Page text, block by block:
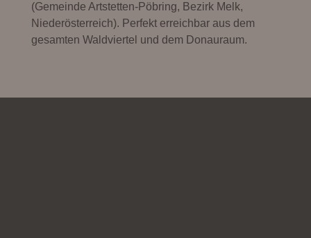
(Gemeinde Artstetten-Pöbring, Bezirk Melk,
Niederösterreich). Perfekt erreichbar aus dem
gesamten Waldviertel und dem Donauraum.